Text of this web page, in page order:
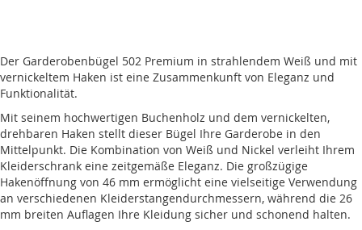
Der Garderobenbügel 502 Premium in strahlendem Weiß und mit
vernickeltem Haken ist eine Zusammenkunft von Eleganz und
Funktionalität.
Mit seinem hochwertigen Buchenholz und dem vernickelten,
drehbaren Haken stellt dieser Bügel Ihre Garderobe in den
Mittelpunkt. Die Kombination von Weiß und Nickel verleiht Ihrem
Kleiderschrank eine zeitgemäße Eleganz. Die großzügige
Hakenöffnung von 46 mm ermöglicht eine vielseitige Verwendung
an verschiedenen Kleiderstangendurchmessern, während die 26
mm breiten Auflagen Ihre Kleidung sicher und schonend halten.